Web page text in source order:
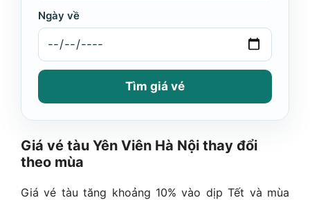
Ngày về
Tìm giá vé
Giá vé tàu Yên Viên Hà Nội thay đổi
theo mùa
Giá vé tàu tăng khoảng 10% vào dịp Tết và mùa